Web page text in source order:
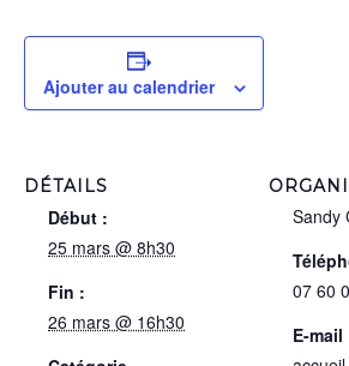
Ajouter au calendrier
DÉTAILS
Début :
25 mars @ 8h30
Fin :
26 mars @ 16h30
Sandy
07 60
E-mail